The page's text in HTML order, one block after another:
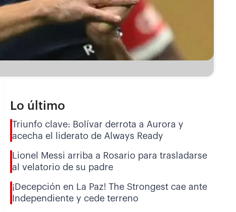
Lo último
Triunfo clave: Bolívar derrota a Aurora y
acecha el liderato de Always Ready
Lionel Messi arriba a Rosario para trasladarse
al velatorio de su padre
¡Decepción en La Paz! The Strongest cae ante
Independiente y cede terreno